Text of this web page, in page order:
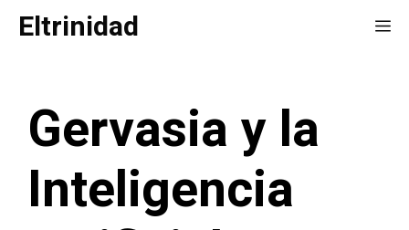
Saltar
Eltrinidad
Gervasia y la
Inteligencia